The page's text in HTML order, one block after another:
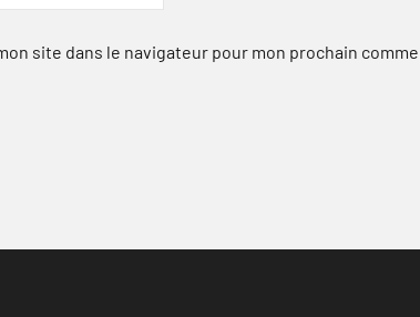
site dans le navigateur pour mon prochain